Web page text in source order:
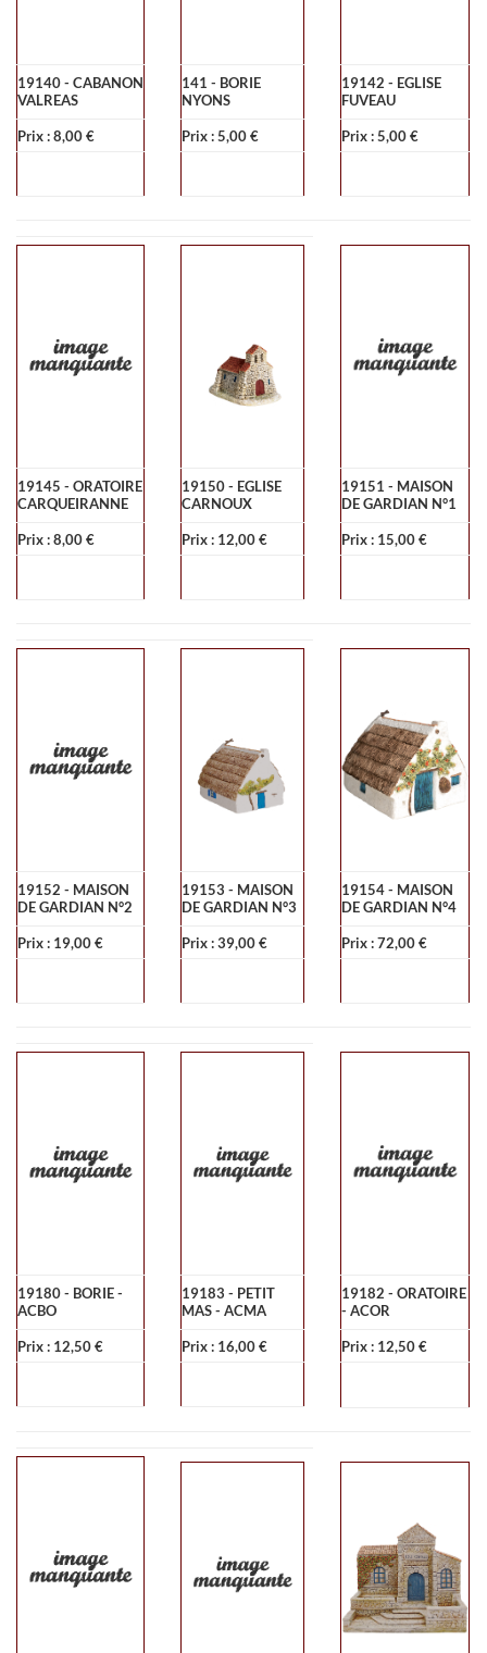
19140 - CABANON
VALREAS
Prix : 8,00 €
141 - BORIE
NYONS
Prix : 5,00 €
19142 - EGLISE
FUVEAU
Prix : 5,00 €
19145 - ORATOIRE
CARQUEIRANNE
Prix : 8,00 €
19150 - EGLISE
CARNOUX
Prix : 12,00 €
19151 - MAISON
DE GARDIAN N°1
Prix : 15,00 €
19152 - MAISON
DE GARDIAN N°2
Prix : 19,00 €
19153 - MAISON
DE GARDIAN N°3
Prix : 39,00 €
19154 - MAISON
DE GARDIAN N°4
Prix : 72,00 €
19180 - BORIE -
ACBO
Prix : 12,50 €
19183 - PETIT
MAS - ACMA
Prix : 16,00 €
19182 - ORATOIRE
- ACOR
Prix : 12,50 €